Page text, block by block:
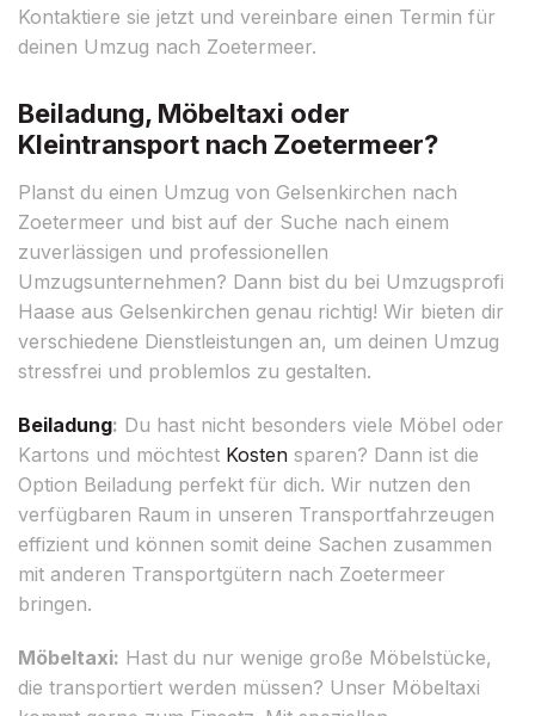
Kontaktiere sie jetzt und vereinbare einen Termin für
deinen Umzug nach Zoetermeer.
Beiladung, Möbeltaxi oder
Kleintransport nach Zoetermeer?
Planst du einen Umzug von Gelsenkirchen nach
Zoetermeer und bist auf der Suche nach einem
zuverlässigen und professionellen
Umzugsunternehmen? Dann bist du bei Umzugsprofi
Haase aus Gelsenkirchen genau richtig! Wir bieten dir
verschiedene Dienstleistungen an, um deinen Umzug
stressfrei und problemlos zu gestalten.
Beiladung: Du hast nicht besonders viele Möbel oder
Kartons und möchtest Kosten sparen? Dann ist die
Option Beiladung perfekt für dich. Wir nutzen den
verfügbaren Raum in unseren Transportfahrzeugen
effizient und können somit deine Sachen zusammen
mit anderen Transportgütern nach Zoetermeer
bringen.
Möbeltaxi: Hast du nur wenige große Möbelstücke,
die transportiert werden müssen? Unser Möbeltaxi